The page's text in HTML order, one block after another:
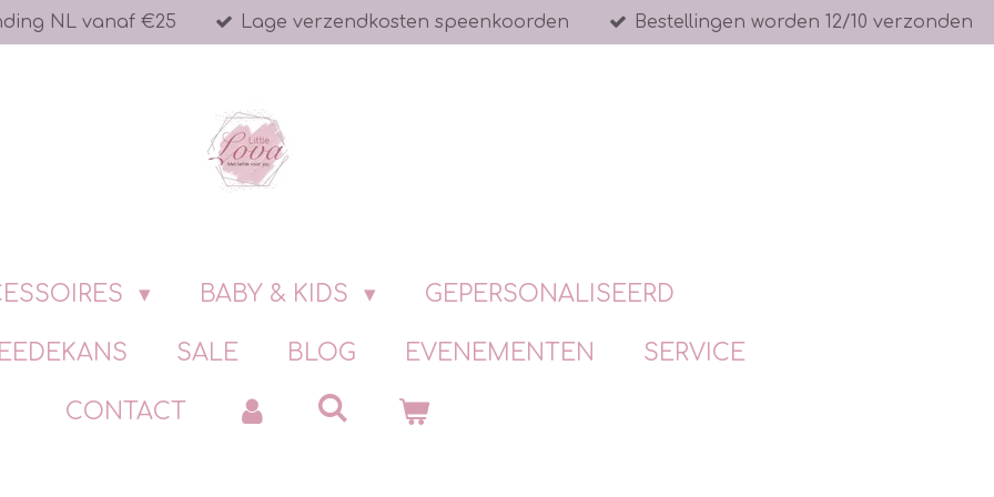
NL vanaf €25 Lage verzendkosten speenkoorden Bestellingen worden 12/10 verzonden
BABY & KIDS GEPERSONALISEERD
SALE BLOG EVENEMENTEN SERVICE
CONTACT